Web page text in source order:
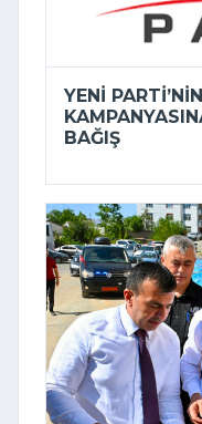
YENI
BAĞIŞ